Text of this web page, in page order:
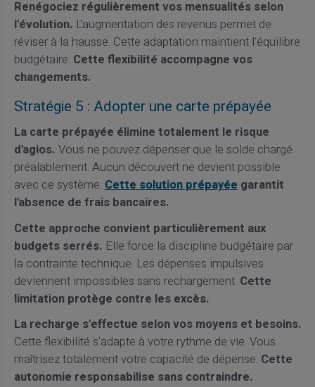
Renégociez régulièrement vos mensualités selon
l'évolution. L'augmentation des revenus permet de
réviser à la hausse. Cette adaptation maintient l'équilibre
budgétaire. Cette flexibilité accompagne vos
changements.
Stratégie 5 : Adopter une carte prépayée
La carte prépayée élimine totalement le risque
d'agios. Vous ne pouvez dépenser que le solde chargé
préalablement. Aucun découvert ne devient possible
avec ce système.Cette solution prépayéegarantit
l'absence de frais bancaires.
Cette approche convient particulièrement aux
budgets serrés. Elle force la discipline budgétaire par
la contrainte technique. Les dépenses impulsives
deviennent impossibles sans rechargement. Cette
limitation protège contre les excès.
La recharge s'effectue selon vos moyens et besoins.
Cette flexibilité s'adapte à votre rythme de vie. Vous
maîtrisez totalement votre capacité de dépense. Cette
autonomie responsabilise sans contraindre.